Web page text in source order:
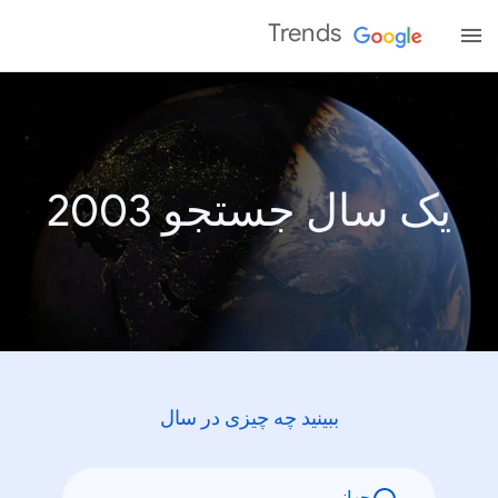
Trends
یک سال جستجو 2003
ببینید چه چیزی در سال